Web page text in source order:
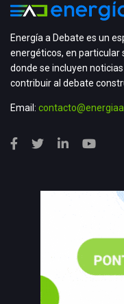
Energía a Debate es un
energéticos, en particular
donde se incluyen
contribuir al debate
Email: